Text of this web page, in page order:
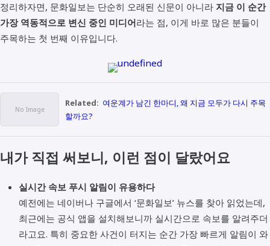
정리하자면, 문화일보는 단순히 오래된 신문이 아니라 지금 이 순간
가장 역동적으로 변신 중인 미디어라는 점, 이게 바로 많은 분들이
주목하는 첫 번째 이유입니다.
Related: 여운계가 남긴 한마디, 왜 지금 모두가 다시 주목
할까요?
내가 직접 써보니, 이런 점이 달랐어요
실시간 속보 푸시 알림이 유용하다
예전에는 네이버나 구글에서 ‘문화일보’ 뉴스를 찾아 읽었는데,
최근에는 공식 앱을 설치해보니까 실시간으로 속보를 알려주더
라고요. 특히 중요한 사건이 터지는 순간 가장 빠르게 알림이 와